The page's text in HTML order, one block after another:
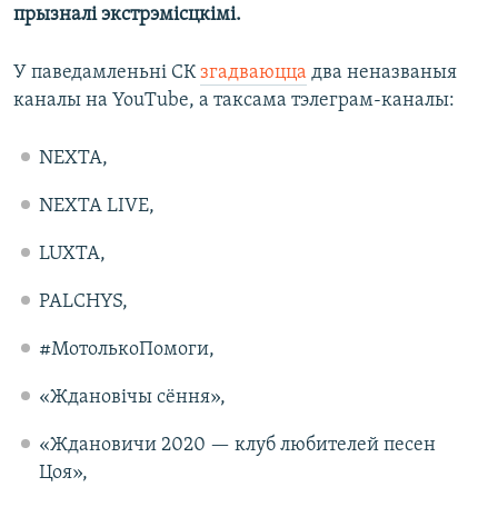
прызналі экстрэмісцкімі.
У паведамленьні СКзгадваюцца два неназваныя
каналы на YouTube, а таксама тэлеграм-каналы:
NEXTA,
NEXTA LIVE,
LUXTA,
PALCHYS,
#МотолькоПомоги,
«Ждановiчы сёння»,
«Ждановичи 2020 — клуб любителей песен
Цоя»,